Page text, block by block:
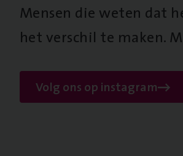
Mensen die weten dat
het verschil te maken.
Volg ons op instagram